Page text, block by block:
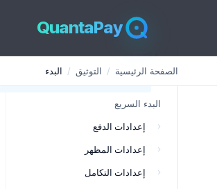
QuantaPay
الصفحة الرئيسية التوثيق البدء
التوثيق
البدء السريع
إعدادات الدفع
إعدادات المظهر
إعدادات التكامل